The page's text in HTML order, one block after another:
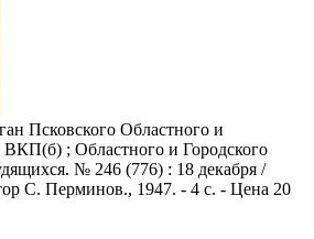
Псковского Областного и
ВКП(б) ; Областного и Городского
№ 246 (776) : 18 декабря /
С. Перминов., 1947. - 4 с. - Цена 20